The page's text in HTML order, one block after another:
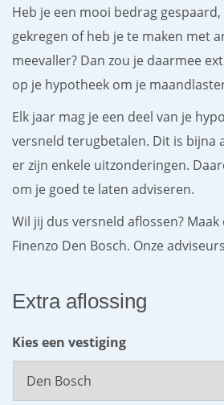
Heb je een mooi bedrag
gekregen of heb je te maken met
meevaller? Dan zou je daarmee
op je hypotheek om je
Elk jaar mag je een deel van je
versneld terugbetalen. Dit is bijna
er zijn enkele uitzonderingen.
om je goed te laten adviseren.
Wil jij dus versneld aflossen?
Finenzo Den Bosch. Onze
Extra aflossing
Kies een vestiging